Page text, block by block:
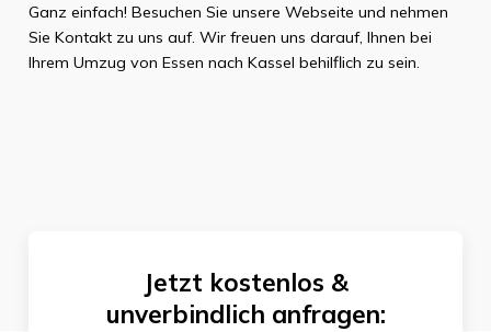
Ganz einfach! Besuchen Sie unsere Webseite und nehmen
Sie Kontakt zu uns auf. Wir freuen uns darauf, Ihnen bei
Ihrem Umzug von Essen nach Kassel behilflich zu sein.
Jetzt kostenlos &
unverbindlich anfragen: